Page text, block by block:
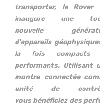
transporter, le Rover
inaugure une
nouvelle
d'appareils
la fois compacts
performants. Utilisant
montre connectée
unité de
vous bénéficiez des